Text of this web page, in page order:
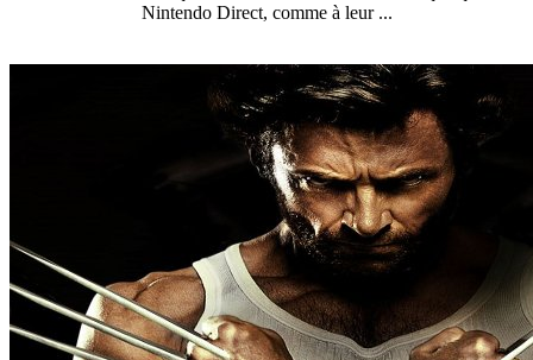
Nintendo Direct, comme à leur ...